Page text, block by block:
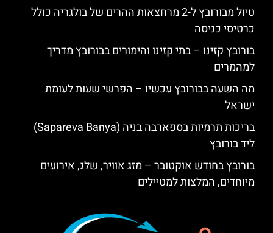
טיול מבורובץ ל-2 מרחצאות ההרים של בולגריה כולל
כרטיסי כניסה
בורובץ קזינו – בתי קזינו והימורים בבורובץ מדריך
למהמרים
מה השעה בבורובץ עכשיו – הפרשי שעות לעומת
ישראל
בריכות תרמיות בספארבה בניה (Sapareva Banya)
ליד בורובץ
בורובץ בחודש אוקטובר – מזג אוויר, שלג, אירועים
מיוחדים, המלצות למטיילים